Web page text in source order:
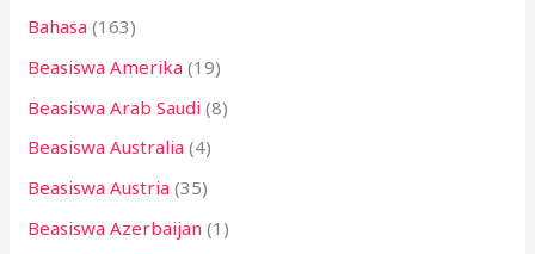
t
u
k
:
Bahasa (163)
Beasiswa Amerika (19)
Beasiswa Arab Saudi (8)
Beasiswa Australia (4)
Beasiswa Austria (35)
Beasiswa Azerbaijan (1)